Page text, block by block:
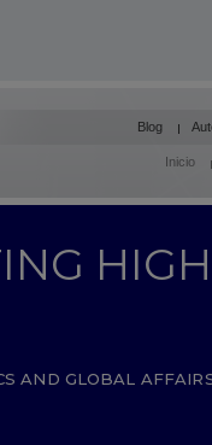
Blog
Inicio
AND GLOBAL